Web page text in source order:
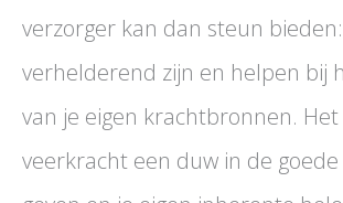
verzorger kan dan steun
verhelderend zijn en helpen bij
van je eigen krachtbronnen. Het
veerkracht een duw in de